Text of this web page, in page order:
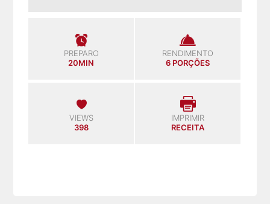
PREPARO
20MIN
RENDIMENTO
6 PORÇÕES
VIEWS
398
IMPRIMIR
RECEITA